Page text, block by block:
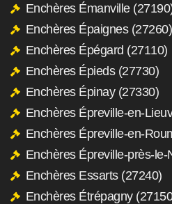
Enchères Émanville
Enchères Épaignes (27260)
Enchères Épégard (27110)
Enchères Épieds (27730)
Enchères Épinay (27330)
Enchères Épreville-en-
Enchères Épreville-en-
Enchères Épreville-près-
Enchères Essarts (27240)
Enchères Étrépagny